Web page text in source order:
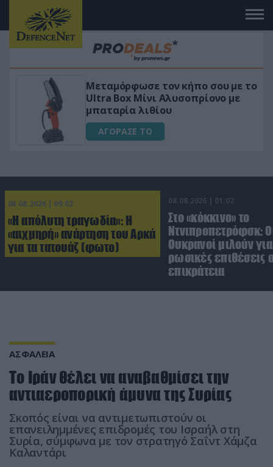
Μεταμόρφωσε τον κήπο σου με το
Ultra Box Μίνι Αλυσοπρίονο με
μπαταρία λιθίου
ΑΓΟΡΑΣΕ ΤΟ
08.08.2026 | 09:02
«Η απόλυτη τραγωδία»: Η
«αιχμηρή» ανάρτηση του Αρκά
για τα τατουάζ (φωτο)
08.08.2026 | 01:02
Στο «κόκκινο» το
Ντνιπροπετρόφσκ:
Ουκρανοί μιλούν
ρωσικές επιθέσεις
επικράτεια
ΑΣΦΑΛΕΙΑ
Το Ιράν θέλει να αναβαθμίσει την
αντιαεροπορική άμυνα της Συρίας
Σκοπός είναι να αντιμετωπιστούν οι
επανειλημμένες επιδρομές του Ισραήλ στη
Συρία, σύμφωνα με τον στρατηγό Σαΐντ Χάμζα
Καλαντάρι